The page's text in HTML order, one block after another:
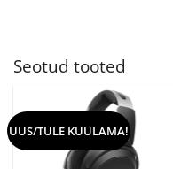
Seotud tooted
UUS/TULE KUULAMA!